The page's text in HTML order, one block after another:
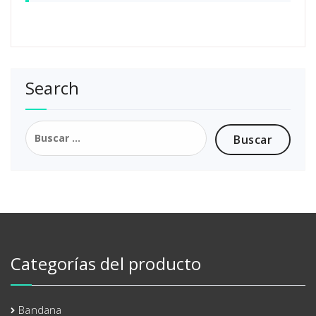
Search
Buscar:
Categorías del producto
Bandana